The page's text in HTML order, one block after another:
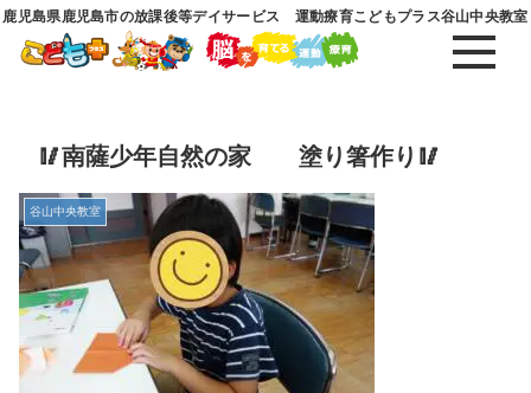
鹿児島県鹿児島市の放課後等デイサービス 運動療育こどもプラス谷山中央教室
🥢南薩少年自然の家 塗り箸作り🥢
谷山中央教室